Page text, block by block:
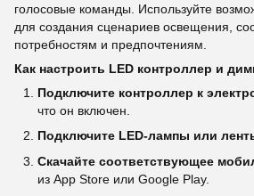
голосовые команды. Используйте
для создания сценариев освещения,
потребностям и предпочтениям.
Как настроить LED контроллер и
Подключите контроллер к
что он включен.
Подключите LED-лампы или
Скачайте соответствующее
из App Store или Google Play.